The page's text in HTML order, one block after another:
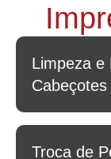
Limpeza e
Cabeçotes
Troca de